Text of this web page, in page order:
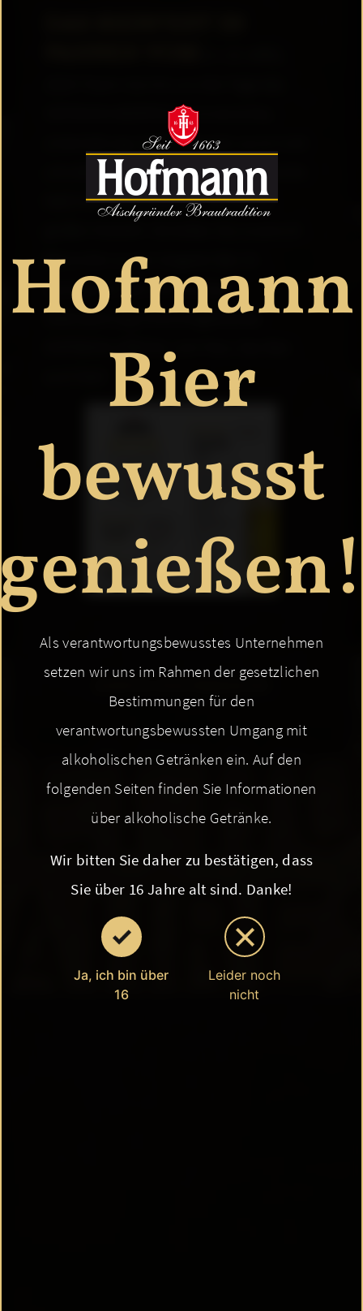
HOFMANN-BIERFEST. Kulinarisches,
Unterhaltung, Spaß und gute Laune rund
ums Bier! Freuen Sie sich auf eine frische
Maß HOFMANN-SPEZIAL, serviert im
Biersorten an der längsten Bar im
Aischgrund. Die vollmundige
Überraschung: Extra eingebrautes
HOFMANN-SPEZIAL vom Fass. Das Bier
Hofmann
Bier
bewusst
Als verantwortungsbewusstes Unternehmen
setzen wir uns im Rahmen der gesetzlichen
Bestimmungen für den
verantwortungsbewussten Umgang mit
alkoholischen Getränken ein. Auf den
folgenden Seiten finden Sie Informationen
über alkoholische Getränke.
Wir bitten Sie daher zu bestätigen, dass
Sie über 16 Jahre alt sind. Danke!
Ja, ich bin über
16
Leider noch
nicht